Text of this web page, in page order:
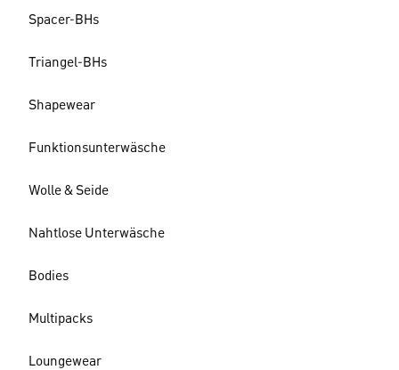
Spacer-BHs
Triangel-BHs
Shapewear
Funktionsunterwäsche
Wolle & Seide
Nahtlose Unterwäsche
Bodies
Multipacks
Loungewear